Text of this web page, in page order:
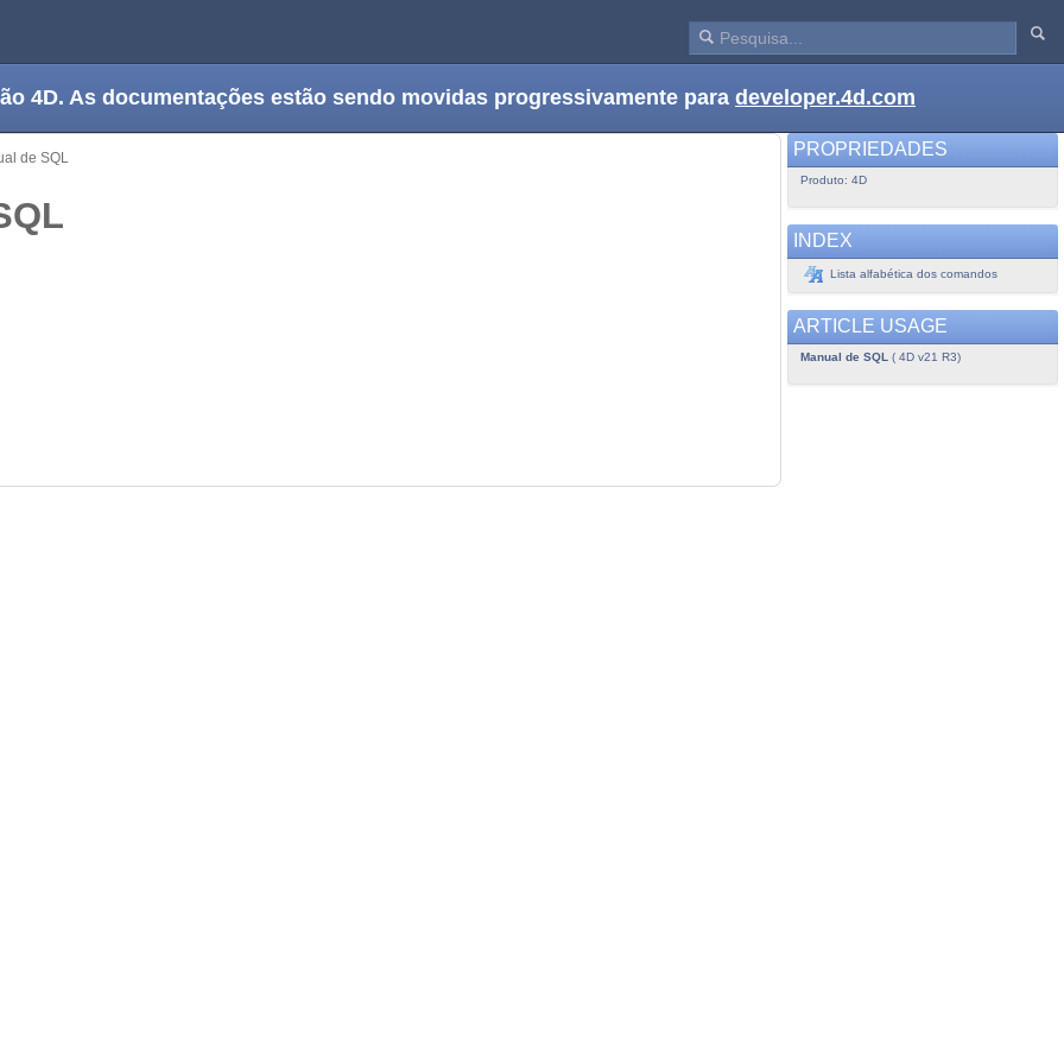
4D. As documentações estão sendo movidas progressivamente para developer.4d.com
de SQL PROPRIEDADES
Produto: 4D
INDEX
Lista alfabética dos comandos
ARTICLE USAGE
Manual de SQL ( 4D v21 R3)